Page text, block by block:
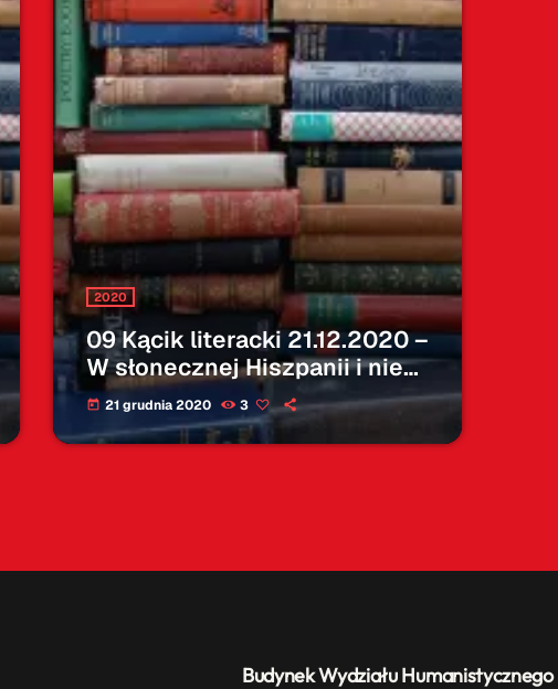
2020
09 Kącik literacki 21.12.2020 –
W słonecznej Hiszpanii i nie
tylko
today 21 grudnia 2020 3
Budynek Wydziału Humanistycznego